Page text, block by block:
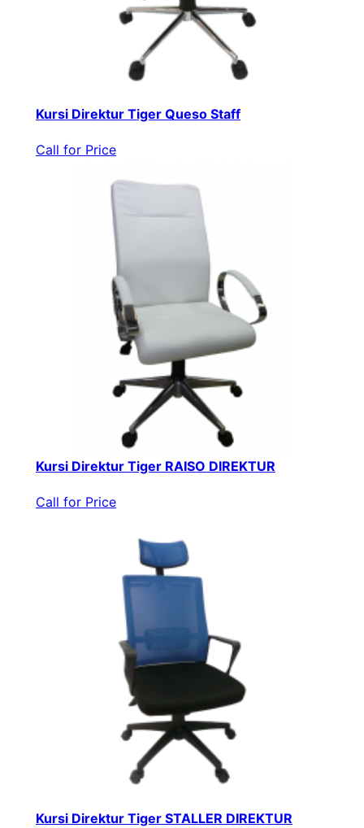
Kursi Direktur Tiger Queso Staff
Call for Price
Kursi Direktur Tiger RAISO DIREKTUR
Call for Price
Kursi Direktur Tiger STALLER DIREKTUR